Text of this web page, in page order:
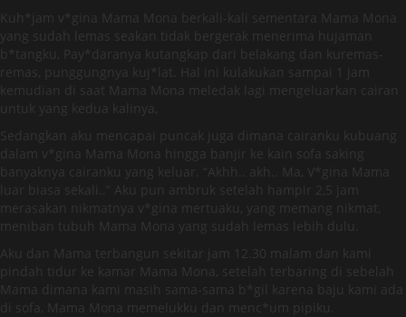
Kuh*jam v*gina Mama Mona berkali-kali sementara Mama Mona
yang sudah lemas seakan tidak bergerak menerima hujaman
b*tangku, Pay*daranya kutangkap dari belakang dan kuremas-
remas, punggungnya kuj*lat. Hal ini kulakukan sampai 1 jam
kemudian di saat Mama Mona meledak lagi mengeluarkan cairan
untuk yang kedua kalinya,
Sedangkan aku mencapai puncak juga dimana cairanku kubuang
dalam v*gina Mama Mona hingga banjir ke kain sofa saking
banyaknya cairanku yang keluar. “Akhh.. akh.. Ma, V*gina Mama
luar biasa sekali..” Aku pun ambruk setelah hampir 2,5 jam
merasakan nikmatnya v*gina mertuaku, yang memang nikmat,
meniban tubuh Mama Mona yang sudah lemas lebih dulu.
Aku dan Mama terbangun sekitar jam 12.30 malam dan kami
pindah tidur ke kamar Mama Mona, setelah terbaring di sebelah
Mama dimana kami masih sama-sama b*gil karena baju kami ada
di sofa, Mama Mona memelukku dan menc*um pipiku.